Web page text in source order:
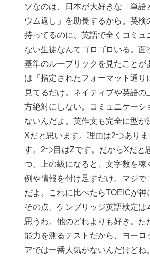
ソなのは、日本が大好きな「単語
ウム返し」を助長するから。英検
持ってるのに、英語で全くコミュ
ない生徒なんてゴロゴロいる。面
基準のルーブリックを見たことが
は「指定されたフォーマット通り
見てるだけ。ネイティブや英語の
方絶対にしない。コミュニケーシ
ないんだよ。英作文も完全に型が
Xだと思います。理由は2つあり
す。2つ目はZです。だからXだと
つ。上の級になると、文字数を稼
例や情報を付け足すだけ。マジで
だよ。これに比べたらTOEICが神
その点、ケンブリッジ英語検定は
思うわ。他のどれよりも好き。た
能力を測るテストだから、ヨーロ
アでは一番人気がないんだけどね。